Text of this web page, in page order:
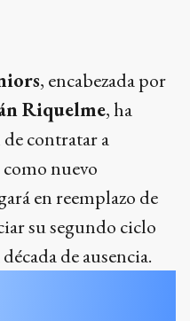
, encabezada por
Riquelme, ha
contratar a
como nuevo
en reemplazo de
su segundo ciclo
de ausencia.